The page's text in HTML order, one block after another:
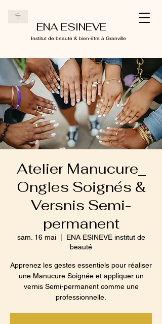
ENA ESINEVE
Institut de beauté & bien-être à Granville
Atelier Manucure_
Ongles Soignés &
Versnis Semi-
permanent
sam. 16 mai
  |
ENA ESINEVE institut de
beauté
Apprenez les gestes essentiels pour réaliser
une Manucure Soignée et appliquer un
vernis Semi-permanent comme une
professionnelle.